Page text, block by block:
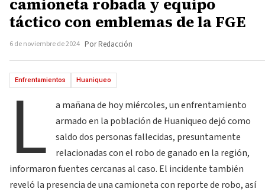
táctico con emblemas de la FGE
6 de noviembre de 2024 Por Redacción
Enfrentamientos Huaniqueo
L
a mañana de hoy miércoles, un enfrentamiento
armado en la población de Huaniqueo dejó como
saldo dos personas fallecidas, presuntamente
relacionadas con el robo de ganado en la región,
informaron fuentes cercanas al caso. El incidente también
reveló la presencia de una camioneta con reporte de robo, así